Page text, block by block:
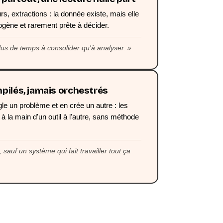
extractions : la donnée existe, mais elle
et rarement prête à décider.
de temps à consolider qu'à analyser.
jamais orchestrés
un problème et en crée un autre : les
la main d'un outil à l'autre, sans méthode
sauf un système qui fait travailler tout ça